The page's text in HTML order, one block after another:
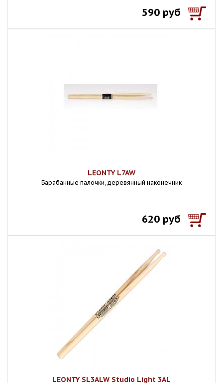
590 руб
LEONTY L7AW
Барабанные палочки, деревянный наконечник
620 руб
LEONTY SL3ALW Studio Light 3AL